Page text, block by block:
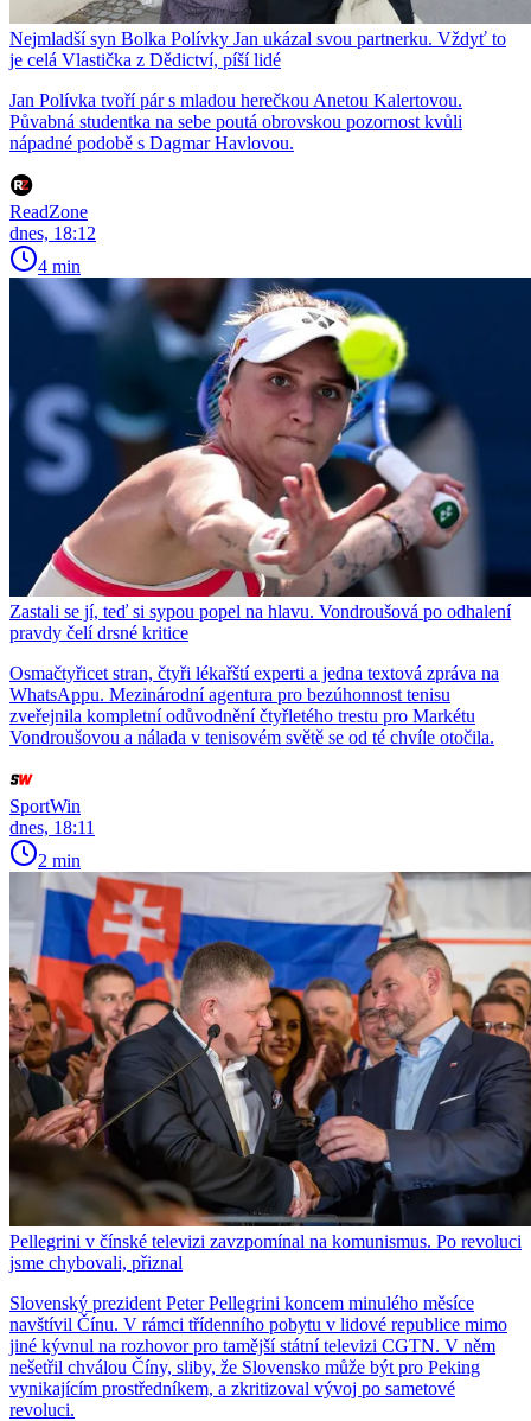
Nejmladší syn Bolka Polívky Jan ukázal svou partnerku. Vždyť to
je celá Vlastička z Dědictví, píší lidé
Jan Polívka tvoří pár s mladou herečkou Anetou Kalertovou.
Půvabná studentka na sebe poutá obrovskou pozornost kvůli
nápadné podobě s Dagmar Havlovou.
ReadZone
dnes, 18:12
4 min
Zastali se jí, teď si sypou popel na hlavu. Vondroušová po odhalení
pravdy čelí drsné kritice
Osmačtyřicet stran, čtyři lékařští experti a jedna textová zpráva na
WhatsAppu. Mezinárodní agentura pro bezúhonnost tenisu
zveřejnila kompletní odůvodnění čtyřletého trestu pro Markétu
Vondroušovou a nálada v tenisovém světě se od té chvíle otočila.
SportWin
dnes, 18:11
2 min
Pellegrini v čínské televizi zavzpomínal na komunismus. Po revoluci
jsme chybovali, přiznal
Slovenský prezident Peter Pellegrini koncem minulého měsíce
navštívil Čínu. V rámci třídenního pobytu v lidové republice mimo
jiné kývnul na rozhovor pro tamější státní televizi CGTN. V něm
nešetřil chválou Číny, sliby, že Slovensko může být pro Peking
vynikajícím prostředníkem, a zkritizoval vývoj po sametové
revoluci.